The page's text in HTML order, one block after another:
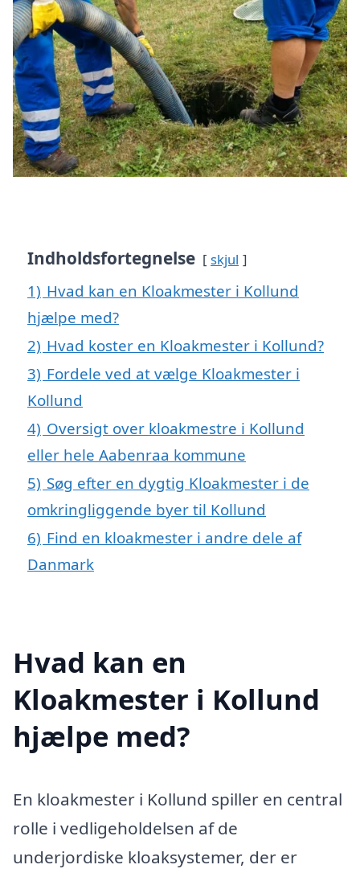
Indholdsfortegnelse skjul
1) Hvad kan en Kloakmester i Kollund
hjælpe med?
2) Hvad koster en Kloakmester i Kollund?
3) Fordele ved at vælge Kloakmester i
Kollund
4) Oversigt over kloakmestre i Kollund
eller hele Aabenraa kommune
5) Søg efter en dygtig Kloakmester i de
omkringliggende byer til Kollund
6) Find en kloakmester i andre dele af
Danmark
Hvad kan en
Kloakmester i Kollund
hjælpe med?
En kloakmester i Kollund spiller en central
rolle i vedligeholdelsen af ​​de
underjordiske kloaksystemer, der er